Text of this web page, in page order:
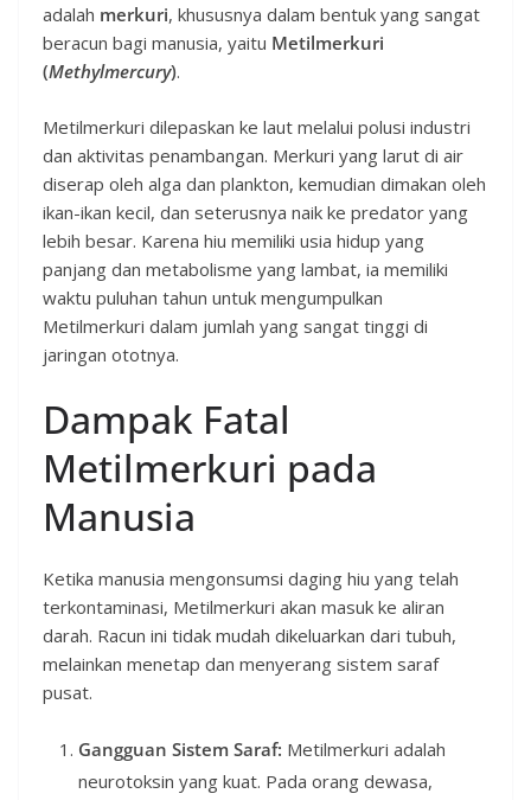
adalah merkuri, khususnya dalam bentuk yang sangat
beracun bagi manusia, yaitu Metilmerkuri
(Methylmercury).
Metilmerkuri dilepaskan ke laut melalui polusi industri
dan aktivitas penambangan. Merkuri yang larut di air
diserap oleh alga dan plankton, kemudian dimakan oleh
ikan-ikan kecil, dan seterusnya naik ke predator yang
lebih besar. Karena hiu memiliki usia hidup yang
panjang dan metabolisme yang lambat, ia memiliki
waktu puluhan tahun untuk mengumpulkan
Metilmerkuri dalam jumlah yang sangat tinggi di
jaringan ototnya.
Dampak Fatal
Metilmerkuri pada
Manusia
Ketika manusia mengonsumsi daging hiu yang telah
terkontaminasi, Metilmerkuri akan masuk ke aliran
darah. Racun ini tidak mudah dikeluarkan dari tubuh,
melainkan menetap dan menyerang sistem saraf
pusat.
Gangguan Sistem Saraf: Metilmerkuri adalah
neurotoksin yang kuat. Pada orang dewasa,